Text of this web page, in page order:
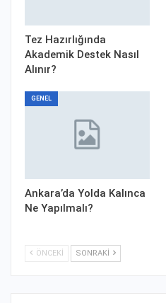
Tez Hazırlığında
Akademik Destek Nasıl
Alınır?
GENEL
Ankara’da Yolda Kalınca
Ne Yapılmalı?
ÖNCEKI SONRAKI